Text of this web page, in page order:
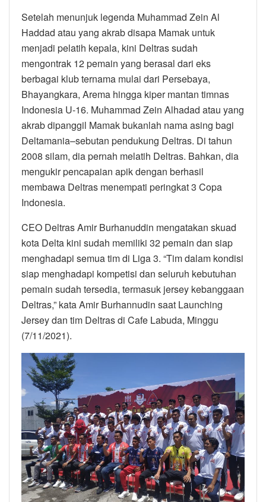
Setelah menunjuk legenda Muhammad Zein Al
Haddad atau yang akrab disapa Mamak untuk
menjadi pelatih kepala, kini Deltras sudah
mengontrak 12 pemain yang berasal dari eks
berbagai klub ternama mulai dari Persebaya,
Bhayangkara, Arema hingga kiper mantan timnas
Indonesia U-16. Muhammad Zein Alhadad atau yang
akrab dipanggil Mamak bukanlah nama asing bagi
Deltamania–sebutan pendukung Deltras. Di tahun
2008 silam, dia pernah melatih Deltras. Bahkan, dia
mengukir pencapaian apik dengan berhasil
membawa Deltras menempati peringkat 3 Copa
Indonesia.
CEO Deltras Amir Burhanuddin mengatakan skuad
kota Delta kini sudah memiliki 32 pemain dan siap
menghadapi semua tim di Liga 3. “Tim dalam kondisi
siap menghadapi kompetisi dan seluruh kebutuhan
pemain sudah tersedia, termasuk jersey kebanggaan
Deltras,” kata Amir Burhannudin saat Launching
Jersey dan tim Deltras di Cafe Labuda, Minggu
(7/11/2021).